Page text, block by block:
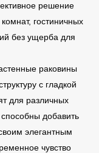
решение
гостиничных
без ущерба для
раковины
с гладкой
для различных
добавить
элегантным
чувство